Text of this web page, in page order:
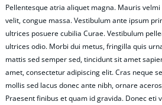
Pellentesque atria aliquet magna. Mauris
velit, congue massa. Vestibulum ante ipsum
ultrices posuere cubilia Curae. Vestibulum
ultrices odio. Morbi dui metus, fringilla quis
mattis sed semper sed, tincidunt sit amet
amet, consectetur adipiscing elit. Cras neque
mollis sed lacus donec ante nibh, ornare
Praesent finibus et quam id gravida. Donec eti